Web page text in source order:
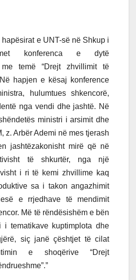
hapësirat e UNT-së në Shkup i
konferenca e dytë
me temë “Drejt zhvillimit të
hapjen e kësaj konference
hulumtues shkencorë,
nga vendi dhe jashtë. Në
ministri i arsimit dhe
z. Arbër Ademi në mes tjerash
jashtëzakonisht mirë që në
të shkurtër, nga një
i ri të kemi zhvillime kaq
sa i takon angazhimit
e rrjedhave të mendimit
Më të rëndësishëm e bën
i tematikave kuptimplota dhe
siç janë çështjet të cilat
e shoqërive “Drejt